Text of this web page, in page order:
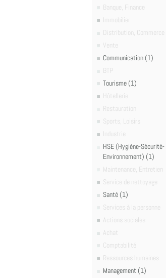
Banque, Finance
Immobilier
Distribution, Commerce
Vente
Communication (1)
BTP
Tourisme (1)
Hôtellerie
Restauration
Sports, Loisirs
Industrie
HSE (Hygiène-Sécurité-
Environnement) (1)
Maintenance, Entretien
Service de nettoyage
Santé (1)
Services à la personne
Actions sociales
Achat
Comptabilité
Ressources humaines
Management (1)